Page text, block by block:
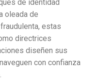
de identidad
oleada de
estas
directrices
diseñen sus
con confianza